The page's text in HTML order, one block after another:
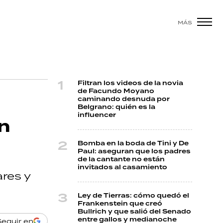
MÁS
y
en
Filtran los videos de la novia
de Facundo Moyano
caminando desnuda por
Belgrano: quién es la
influencer
Bomba en la boda de Tini y De
Paul: aseguran que los padres
de la cantante no están
invitados al casamiento
Ley de Tierras: cómo quedó el
Frankenstein que creó
Bullrich y que salió del Senado
entre gallos y medianoche